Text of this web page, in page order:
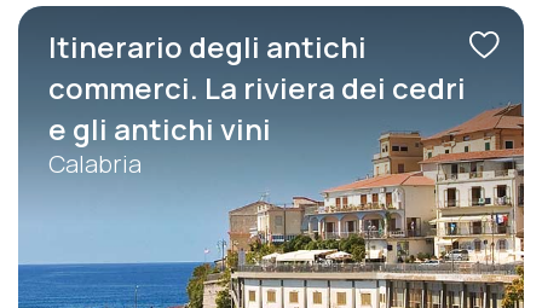
Itinerario degli antichi
commerci. La riviera dei cedri
e gli antichi vini
Calabria